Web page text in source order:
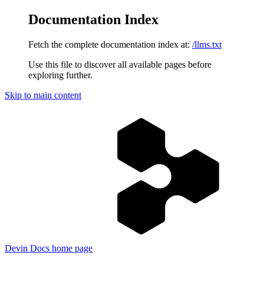
Documentation Index
Fetch the complete documentation index at: /llms.txt
Use this file to discover all available pages before
exploring further.
Skip to main content
Devin Docs home page